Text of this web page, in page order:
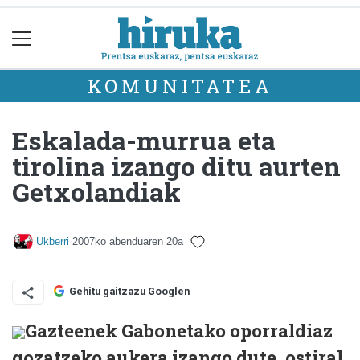
KOMUNITATEA
Eskalada-murrua eta
tirolina izango ditu aurten
Getxolandiak
Ukberri 2007ko abenduaren 20a
Gehitu gaitzazu Googlen
Gazteenek Gabonetako oporraldiaz